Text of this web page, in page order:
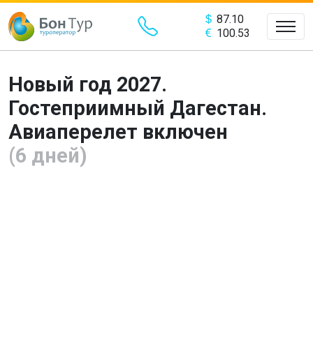
87.10
100.53
Новый год 2027.
Гостеприимный Дагестан.
Авиаперелет включен
(6 дней)